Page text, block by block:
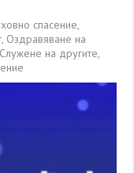
спасение,
, Оздравяване на
Служене на другите,